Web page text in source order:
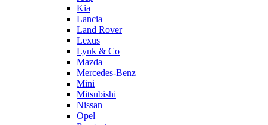
Kia
Lancia
Land Rover
Lexus
Lynk & Co
Mazda
Mercedes-Benz
Mini
Mitsubishi
Nissan
Opel